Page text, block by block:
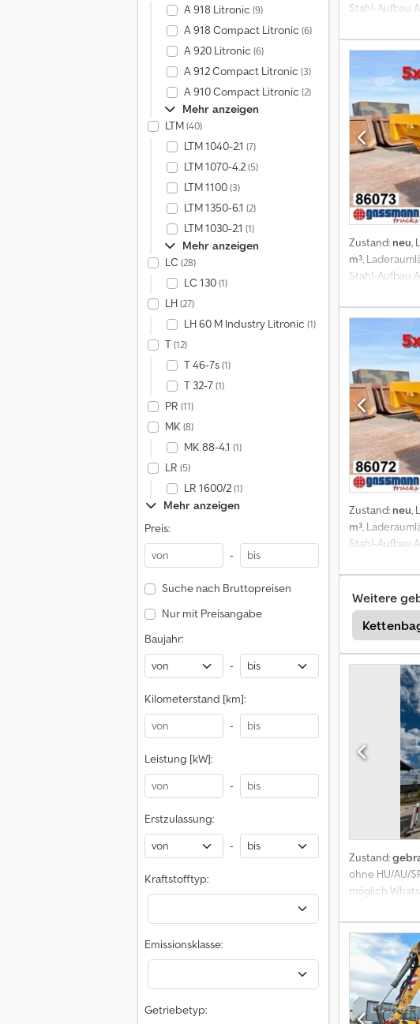
A 918 Litronic (9)
A 918 Compact Litronic (6)
A 920 Litronic (6)
A 912 Compact Litronic (3)
A 910 Compact Litronic (2)
Mehr anzeigen
LTM(40)
LTM 1040-2.1 (7)
LTM 1070-4.2(5)
LTM 1100(3)
LTM 1350-6.1 (2)
LTM 1030-2.1 (1)
Mehr anzeigen
LC (28)
LC 130(1)
LH(27)
LH 60 M Industry Litronic (1)
T(12)
T 46-7s(1)
T 32-7(1)
PR (11)
MK (8)
MK 88-4.1 (1)
LR (5)
LR 1600/2(1)
Mehr anzeigen
Preis:
-
Suche nach Bruttopreisen
Nur mit Preisangabe
Baujahr:
-
Kilometerstand [km]:
-
Leistung [kW]:
-
Erstzulassung:
-
Kraftstofftyp:
Emissionsklasse:
Getriebetyp:
Stahl-Aufbau
kann die
Ebomyjk Alle
Zustand: neu,
m³,
Stahl-Aufbau
Dcodpfevhk
OHNE
GEWÄHR,
Zustand: neu,
m³,
Stahl-Aufbau
Amovhk
GEWÄHR,
Weitere
Zustand:
ohne HU/AU/
möglich